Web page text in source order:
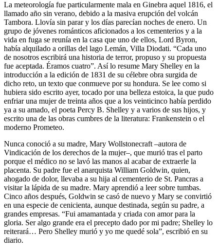
La meteorología fue particularmente mala en Ginebra aquel 1816, el
llamado año sin verano, debido a la masiva erupción del volcán
Tambora. Llovía sin parar y los días parecían noches de enero. Un
grupo de jóvenes románticos aficionados a los cementerios y a la
vida en fuga se reunía en la casa que uno de ellos, Lord Byron,
había alquilado a orillas del lago Lemán, Villa Diodati. “Cada uno
de nosotros escribirá una historia de terror, propuso y su propuesta
fue aceptada. Éramos cuatro”. Así lo resume Mary Shelley en la
introducción a la edición de 1831 de su célebre obra surgida de
dicho reto, un texto que conmueve por su hondura. Se lee como si
hubiera sido escrito ayer, tocado por una belleza estoica, la que pudo
enfriar una mujer de treinta años que a los veinticinco había perdido
ya a su amado, el poeta Percy B. Shelley y a varios de sus hijos, y
escrito una de las obras cumbres de la literatura: Frankenstein o el
moderno Prometeo.
Nunca conoció a su madre, Mary Wollstonecraft –autora de
Vindicación de los derechos de la mujer–, que murió tras el parto
porque el médico no se lavó las manos al acabar de extraerle la
placenta. Su padre fue el anarquista William Goldwin, quien,
ahogado de dolor, llevaba a su hija al cementerio de St. Pancras a
visitar la lápida de su madre. Mary aprendió a leer sobre tumbas.
Cinco años después, Goldwin se casó de nuevo y Mary se convirtió
en una especie de cenicienta, aunque destinada, según su padre, a
grandes empresas. “Fui amamantada y criada con amor para la
gloria. Ser algo grande era el precepto dado por mi padre; Shelley lo
reiterará… Pero Shelley murió y yo me quedé sola”, escribió en su
diario.